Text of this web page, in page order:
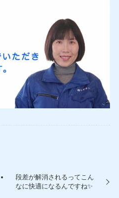
段差が解消されるってこん
なに快適になるんですね✨